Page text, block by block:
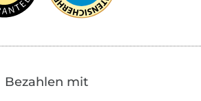
Bezahlen mit